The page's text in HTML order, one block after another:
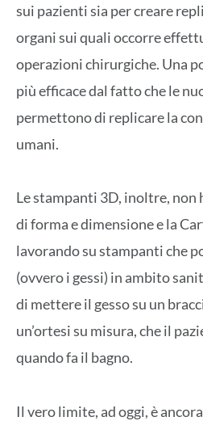
sui pazienti sia per creare
organi sui quali occorre
operazioni chirurgiche. Una
più efficace dal fatto che le
permettono di replicare la
umani.
Le stampanti 3D, inoltre,
di forma e dimensione e la
lavorando su stampanti che
(ovvero i gessi) in ambito
di mettere il gesso su un
un’ortesi su misura, che il
quando fa il bagno.
Il vero limite, ad oggi, è